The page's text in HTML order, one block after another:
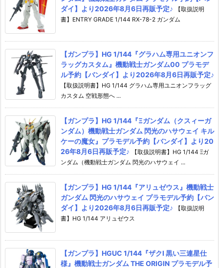
ダイ】より2026年8月6日再販予定♪
【取扱説明
書】ENTRY GRADE 1/144 RX-78-2 ガンダム
【ガンプラ】HG 1/144『グラハム専用ユニオンフ
ラッグカスタム』機動戦士ガンダム00 プラモデ
ル予約【バンダイ】より2026年8月6日再販予定♪
【取扱説明書】HG 1/144 グラハム専用ユニオンフラッグ
カスタム 空戦形態へ ...
【ガンプラ】HG 1/144『Ξガンダム（クスィーガ
ンダム）機動戦士ガンダム 閃光のハサウェイ キル
ケーの魔女』プラモデル予約【バンダイ】より20
26年8月6日再販予定♪
【取扱説明書】HG 1/144 Ξガ
ンダム（機動戦士ガンダム 閃光のハサウェイ ...
【ガンプラ】HG 1/144『アリュゼウス』機動戦士
ガンダム 閃光のハサウェイ プラモデル予約【バン
ダイ】より2026年8月6日再販予定♪
【取扱説明
書】HG 1/144 アリュゼウス
【ガンプラ】HGUC 1/144『ザクI 黒い三連星仕
様』機動戦士ガンダム THE ORIGIN プラモデル予